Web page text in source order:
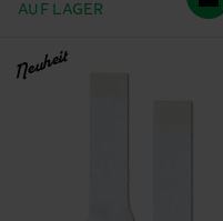
AUF LAGER
Neuheit